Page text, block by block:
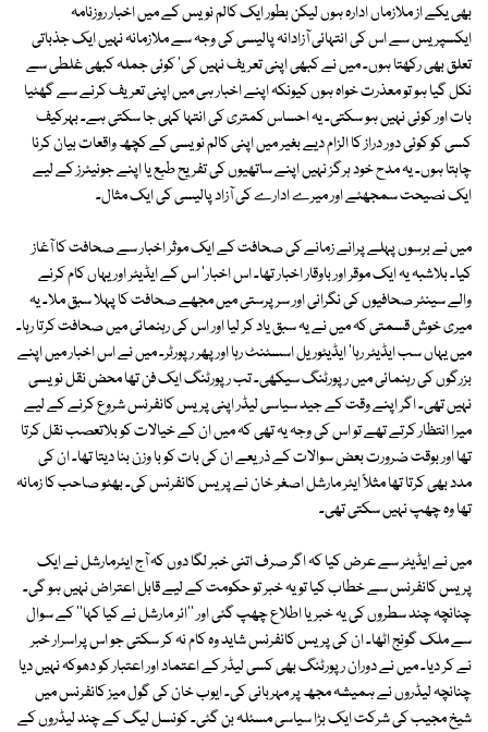
بھی یکے از ملازماں ادارہ ہوں لیکن بطور ایک کالم نویس کے میں اخبار روزنامہ
ایکسپریس سے اس کی انتہائی آزادانہ پالیسی کی وجہ سے ملازمانہ نہیں ایک جذباتی
تعلق بھی رکھتا ہوں۔ میں نے کبھی اپنی تعریف نہیں کی' کوئی جملہ کبھی غلطی سے
نکل گیا ہو تو معذرت خواہ ہوں کیونکہ اپنے اخبار ہی میں اپنی تعریف کرنے سے گھٹیا
بات اور کوئی نہیں ہو سکتی۔ یہ احساس کمتری کی انتہا کہی جا سکتی ہے۔ بہرکیف
کسی کو کوئی دور دراز کا الزام دیے بغیر میں اپنی کالم نویسی کے کچھ واقعات بیان کرنا
چاہتا ہوں۔ یہ مدح خود ہرگز نہیں اپنے ساتھیوں کی تفریح طبع یا اپنے جونیئرز کے لیے
ایک نصیحت سمجھئے اور میرے ادارے کی آزاد پالیسی کی ایک مثال۔
میں نے برسوں پہلے پرانے زمانے کی صحافت کے ایک موثر اخبار سے صحافت کا آغاز
کیا۔ بلاشبہ یہ ایک موقر اور باوقار اخبار تھا۔ اس اخبار' اس کے ایڈیٹر اور یہاں کام کرنے
والے سینئر صحافیوں کی نگرانی اور سرپرستی میں مجھے صحافت کا پہلا سبق ملا۔ یہ
میری خوش قسمتی کہ میں نے یہ سبق یاد کر لیا اور اس کی رہنمائی میں صحافت کرتا رہا۔
میں یہاں سب ایڈیٹر رہا' ایڈیٹوریل اسسٹنٹ رہا اور پھر رپورٹر۔ میں نے اس اخبار میں اپنے
بزرگوں کی رہنمائی میں رپورٹنگ سیکھی۔ تب رپورٹنگ ایک فن تھا محض نقل نویسی
نہیں تھی۔ اگر اپنے وقت کے جید سیاسی لیڈر اپنی پریس کانفرنس شروع کرنے کے لیے
میرا انتظار کرتے تھے تو اس کی وجہ یہ تھی کہ میں ان کے خیالات کو بلاتعصب نقل کرتا
تھا اور بوقت ضرورت بعض سوالات کے ذریعے ان کی بات کو با وزن بنا دیتا تھا۔ ان کی
مدد بھی کرتا تھا مثلاً ایئر مارشل اصغر خان نے پریس کانفرنس کی۔ بھٹو صاحب کا زمانہ
تھا وہ چھپ نہیں سکتی تھی۔
میں نے ایڈیٹر سے عرض کیا کہ اگر صرف اتنی خبر لگا دوں کہ آج ایئرمارشل نے ایک
پریس کانفرنس سے خطاب کیا تو یہ خبر تو حکومت کے لیے قابل اعتراض نہیں ہو گی۔
چنانچہ چند سطروں کی یہ خبر یا اطلاع چھپ گئی اور ''ائر مارشل نے کیا کہا'' کے سوال
سے ملک گونج اٹھا۔ ان کی پریس کانفرنس شاید وہ کام نہ کر سکتی جو اس پراسرار خبر
نے کر دیا۔ میں نے دوران رپورٹنگ بھی کسی لیڈر کے اعتماد اور اعتبار کو دھوکہ نہیں دیا
چنانچہ لیڈروں نے ہمیشہ مجھ پر مہربانی کی۔ ایوب خان کی گول میز کانفرنس میں
شیخ مجیب کی شرکت ایک بڑا سیاسی مسئلہ بن گئی۔ کونسل لیگ کے چند لیڈروں کے